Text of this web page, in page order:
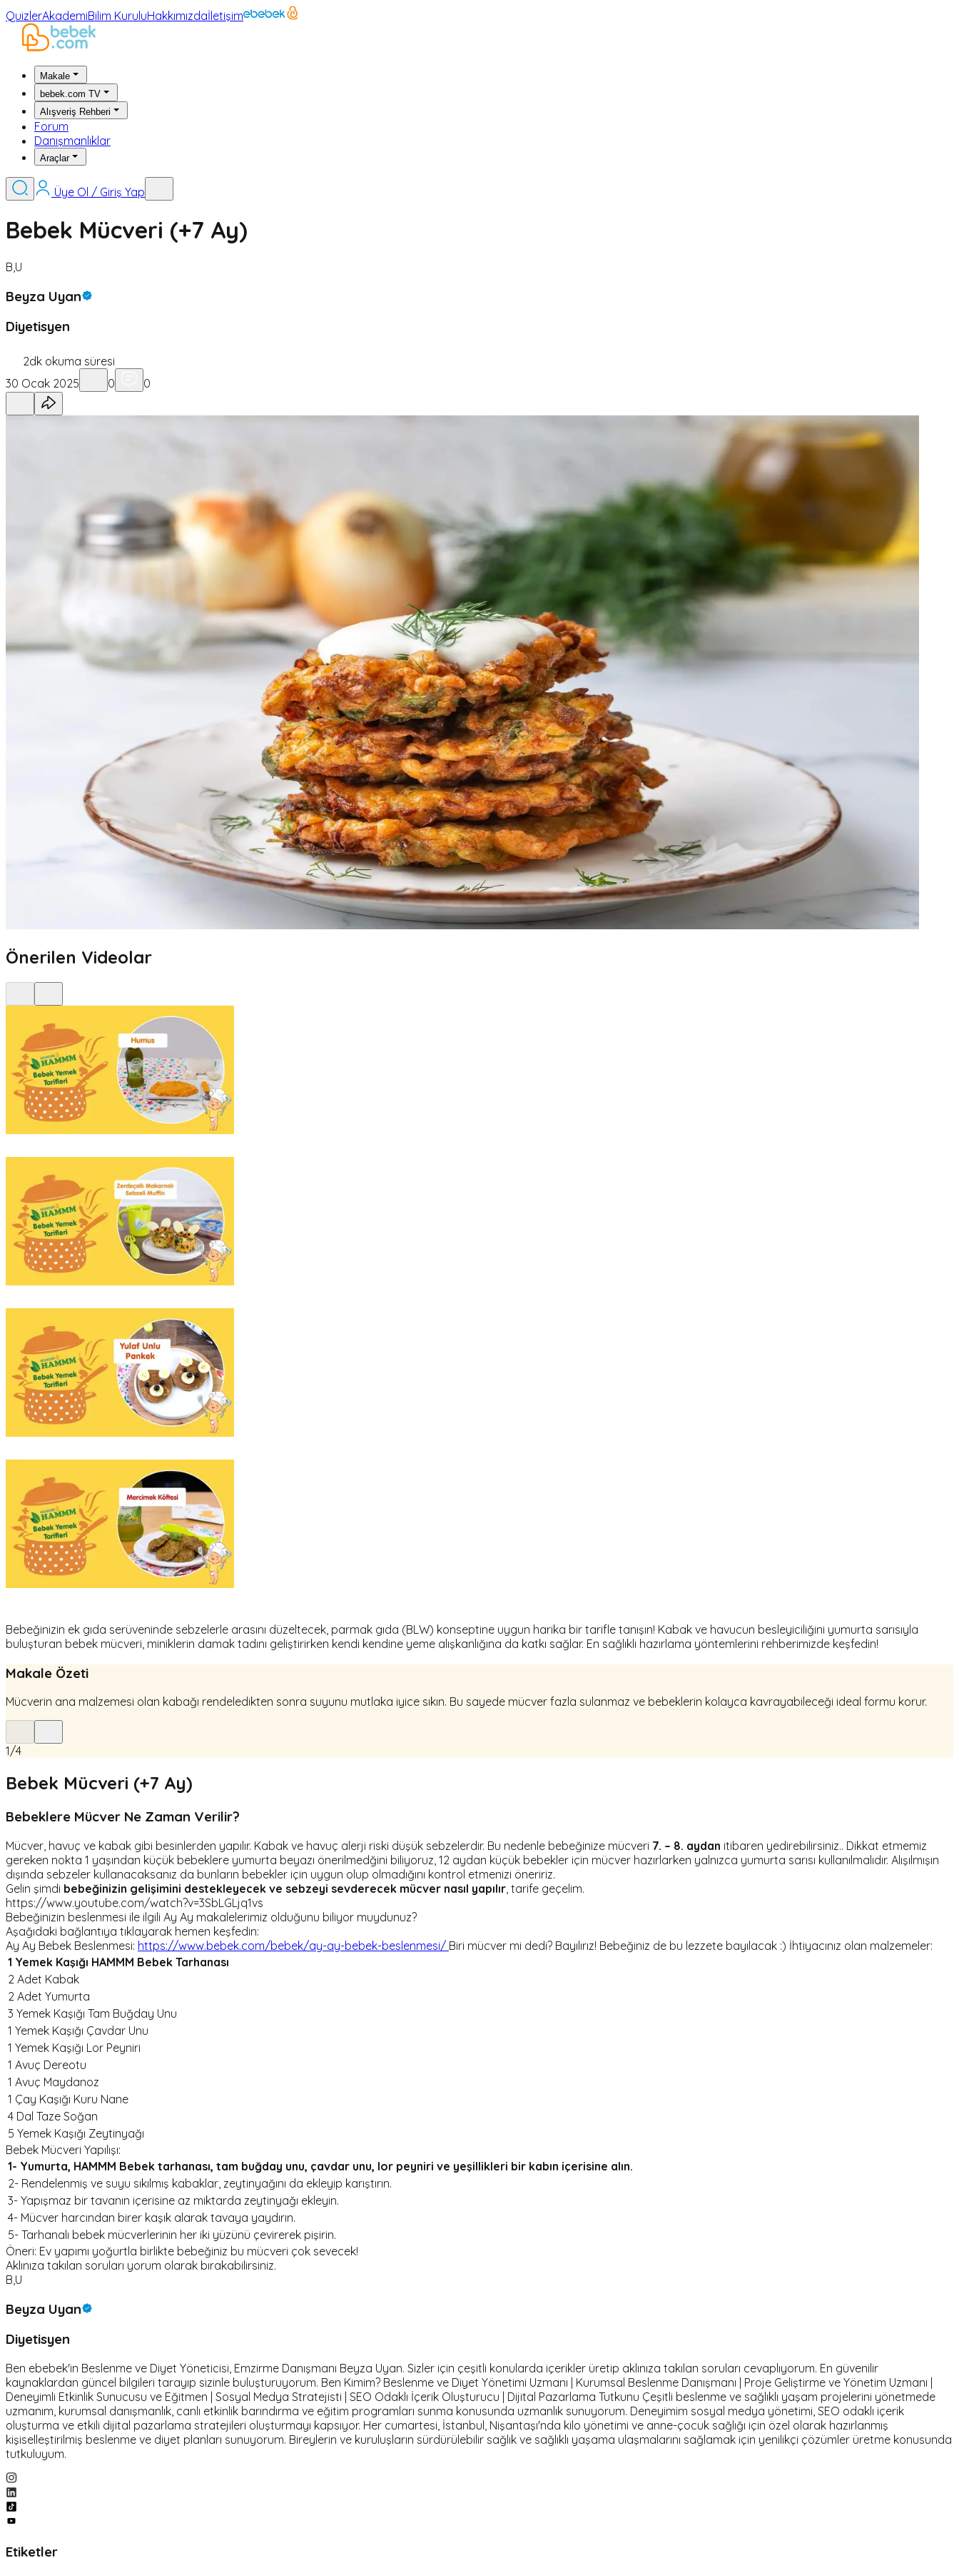
QuizlerAkademiBilim KuruluHakkımızdaİletişim
Makale
bebek.com TV
Alışveriş Rehberi
Forum
Danışmanlıklar
Araçlar
Üye Ol / Giriş Yap
Bebek Mücveri (+7 Ay)
B,U
Beyza Uyan
Diyetisyen
2dk okuma süresi
30 Ocak 2025
0 0
Önerilen Videolar
Bebeğinizin ek gıda serüveninde sebzelerle arasını düzeltecek, parmak gıda (BLW) konseptine uygun harika bir tarifle tanışın! Kabak ve havucun besleyiciliğini yumurta sarısıyla
buluşturan bebek mücveri, miniklerin damak tadını geliştirirken kendi kendine yeme alışkanlığına da katkı sağlar. En sağlıklı hazırlama yöntemlerini rehberimizde keşfedin!
Makale Özeti
Mücverin ana malzemesi olan kabağı rendeledikten sonra suyunu mutlaka iyice sıkın. Bu sayede mücver fazla sulanmaz ve bebeklerin kolayca kavrayabileceği ideal formu korur.
1/4
Bebek Mücveri (+7 Ay)
Bebeklere Mücver Ne Zaman Verilir?
Mücver, havuç ve kabak gibi besinlerden yapılır. Kabak ve havuç alerji riski düşük sebzelerdir. Bu nedenle bebeğinize mücveri 7. – 8. aydan itibaren yedirebilirsiniz.. Dikkat etmemiz
gereken nokta 1 yaşından küçük bebeklere yumurta beyazı önerilmedğini biliyoruz, 12 aydan küçük bebekler için mücver hazırlarken yalnızca yumurta sarısı kullanılmalıdır. Alışılmışın
dışında sebzeler kullanacaksanız da bunların bebekler için uygun olup olmadığını kontrol etmenizi öneririz.
Gelin şimdi bebeğinizin gelişimini destekleyecek ve sebzeyi sevderecek mücver nasıl yapılır , tarife geçelim.
https://www.youtube.com/watch?v=3SbLGLjq1vs
Bebeğinizin beslenmesi ile ilgili Ay Ay makalelerimiz olduğunu biliyor muydunuz?
Aşağıdaki bağlantıya tıklayarak hemen keşfedin:
Ay Ay Bebek Beslenmesi: https://www.bebek.com/bebek/ay-ay-bebek-beslenmesi/ Biri mücver mi dedi? Bayılırız! Bebeğiniz de bu lezzete bayılacak :) İhtiyacınız olan malzemeler:
1 Yemek Kaşığı HAMMM Bebek Tarhanası
2 Adet Kabak
2 Adet Yumurta
3 Yemek Kaşığı Tam Buğday Unu
1 Yemek Kaşığı Çavdar Unu
1 Yemek Kaşığı Lor Peyniri
1 Avuç Dereotu
1 Avuç Maydanoz
1 Çay Kaşığı Kuru Nane
4 Dal Taze Soğan
5 Yemek Kaşığı Zeytinyağı
Bebek Mücveri Yapılışı:
1- Yumurta, HAMMM Bebek tarhanası, tam buğday unu, çavdar unu, lor peyniri ve yeşillikleri bir kabın içerisine alın.
2- Rendelenmiş ve suyu sıkılmış kabaklar, zeytinyağını da ekleyip karıştırın.
3- Yapışmaz bir tavanın içerisine az miktarda zeytinyağı ekleyin.
4- Mücver harcından birer kaşık alarak tavaya yaydırın.
5- Tarhanalı bebek mücverlerinin her iki yüzünü çevirerek pişirin.
Öneri: Ev yapımı yoğurtla birlikte bebeğiniz bu mücveri çok sevecek!
Aklınıza takılan soruları yorum olarak bırakabilirsiniz.
B,U
Beyza Uyan
Diyetisyen
Ben ebebek'in Beslenme ve Diyet Yöneticisi, Emzirme Danışmanı Beyza Uyan. Sizler için çeşitli konularda içerikler üretip aklınıza takılan soruları cevaplıyorum. En güvenilir
kaynaklardan güncel bilgileri tarayıp sizinle buluşturuyorum. Ben Kimim? Beslenme ve Diyet Yönetimi Uzmanı | Kurumsal Beslenme Danışmanı | Proje Geliştirme ve Yönetim Uzmanı |
Deneyimli Etkinlik Sunucusu ve Eğitmen | Sosyal Medya Stratejisti | SEO Odaklı İçerik Oluşturucu | Dijital Pazarlama Tutkunu Çeşitli beslenme ve sağlıklı yaşam projelerini yönetmede
uzmanım, kurumsal danışmanlık, canlı etkinlik barındırma ve eğitim programları sunma konusunda uzmanlık sunuyorum. Deneyimim sosyal medya yönetimi, SEO odaklı içerik
oluşturma ve etkili dijital pazarlama stratejileri oluşturmayı kapsıyor. Her cumartesi, İstanbul, Nişantaşı'nda kilo yönetimi ve anne-çocuk sağlığı için özel olarak hazırlanmış
kişiselleştirilmiş beslenme ve diyet planları sunuyorum. Bireylerin ve kuruluşların sürdürülebilir sağlık ve sağlıklı yaşama ulaşmalarını sağlamak için yenilikçi çözümler üretme konusunda
tutkuluyum.
Etiketler